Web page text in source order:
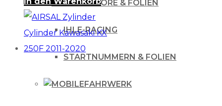
DEKORE & FOLIEN
IHLE-RACING
STARTNUMMERN & FOLIEN
FAHRWERK